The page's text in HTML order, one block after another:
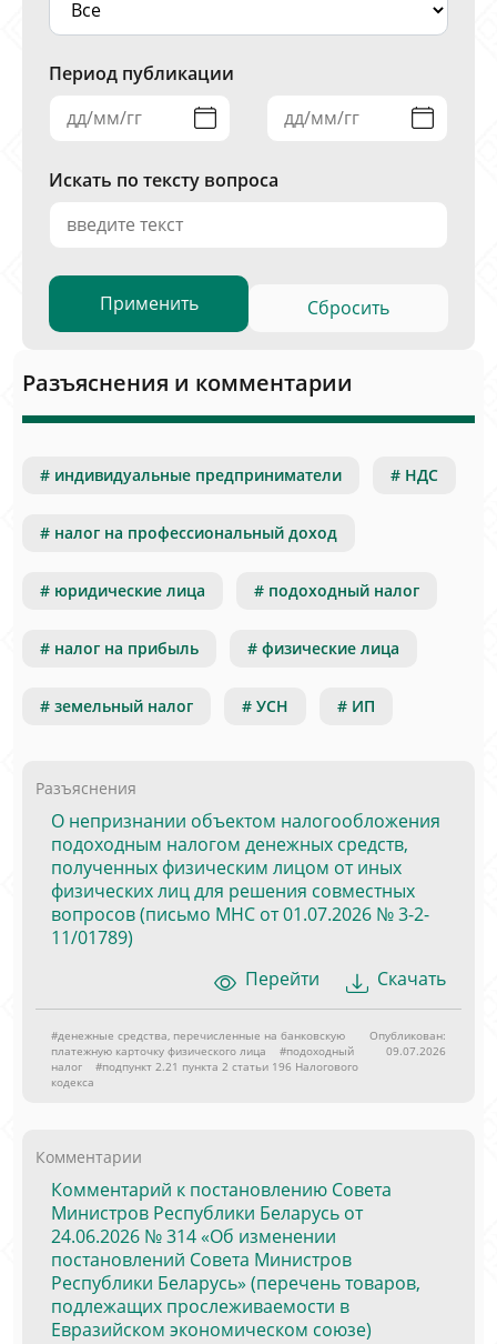
Период публикации
Искать по тексту вопроса
Сбросить
Разъяснения и комментарии
# индивидуальные предприниматели # НДС
# налог на профессиональный доход
# юридические лица # подоходный налог
# налог на прибыль # физические лица
# земельный налог # УСН # ИП
Разъяснения
О непризнании объектом налогообложения
подоходным налогом денежных средств,
полученных физическим лицом от иных
физических лиц для решения совместных
вопросов (письмо МНС от 01.07.2026 № 3-2-
11/01789)
Перейти
Скачать
#денежные средства, перечисленные на банковскую
платежную карточку физического лица
#подоходный
налог
#подпункт 2.21 пункта 2 статьи 196 Налогового
Опубликован:
09.07.2026
Комментарии
Комментарий к постановлению Совета
Министров Республики Беларусь от
24.06.2026 № 314 «Об изменении
постановлений Совета Министров
Республики Беларусь» (перечень товаров,
подлежащих прослеживаемости в
Евразийском экономическом союзе)